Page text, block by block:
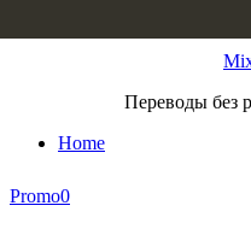
Переводы без
Home
Promo0